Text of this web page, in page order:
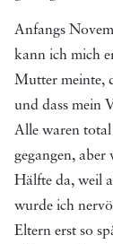
Anfangs
kann ich mich
Mutter meinte,
und dass mein
Alle waren total
gegangen,
Hälfte da, weil
wurde ich
Eltern erst so